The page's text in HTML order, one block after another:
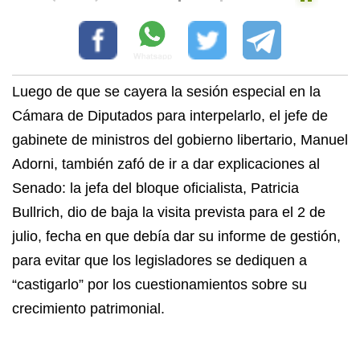
Luego de que se cayera la sesión especial en la
Cámara de Diputados para interpelarlo, el jefe de
gabinete de ministros del gobierno libertario, Manuel
Adorni, también zafó de ir a dar explicaciones al
Senado: la jefa del bloque oficialista, Patricia
Bullrich, dio de baja la visita prevista para el 2 de
julio, fecha en que debía dar su informe de gestión,
para evitar que los legisladores se dediquen a
“castigarlo” por los cuestionamientos sobre su
crecimiento patrimonial.